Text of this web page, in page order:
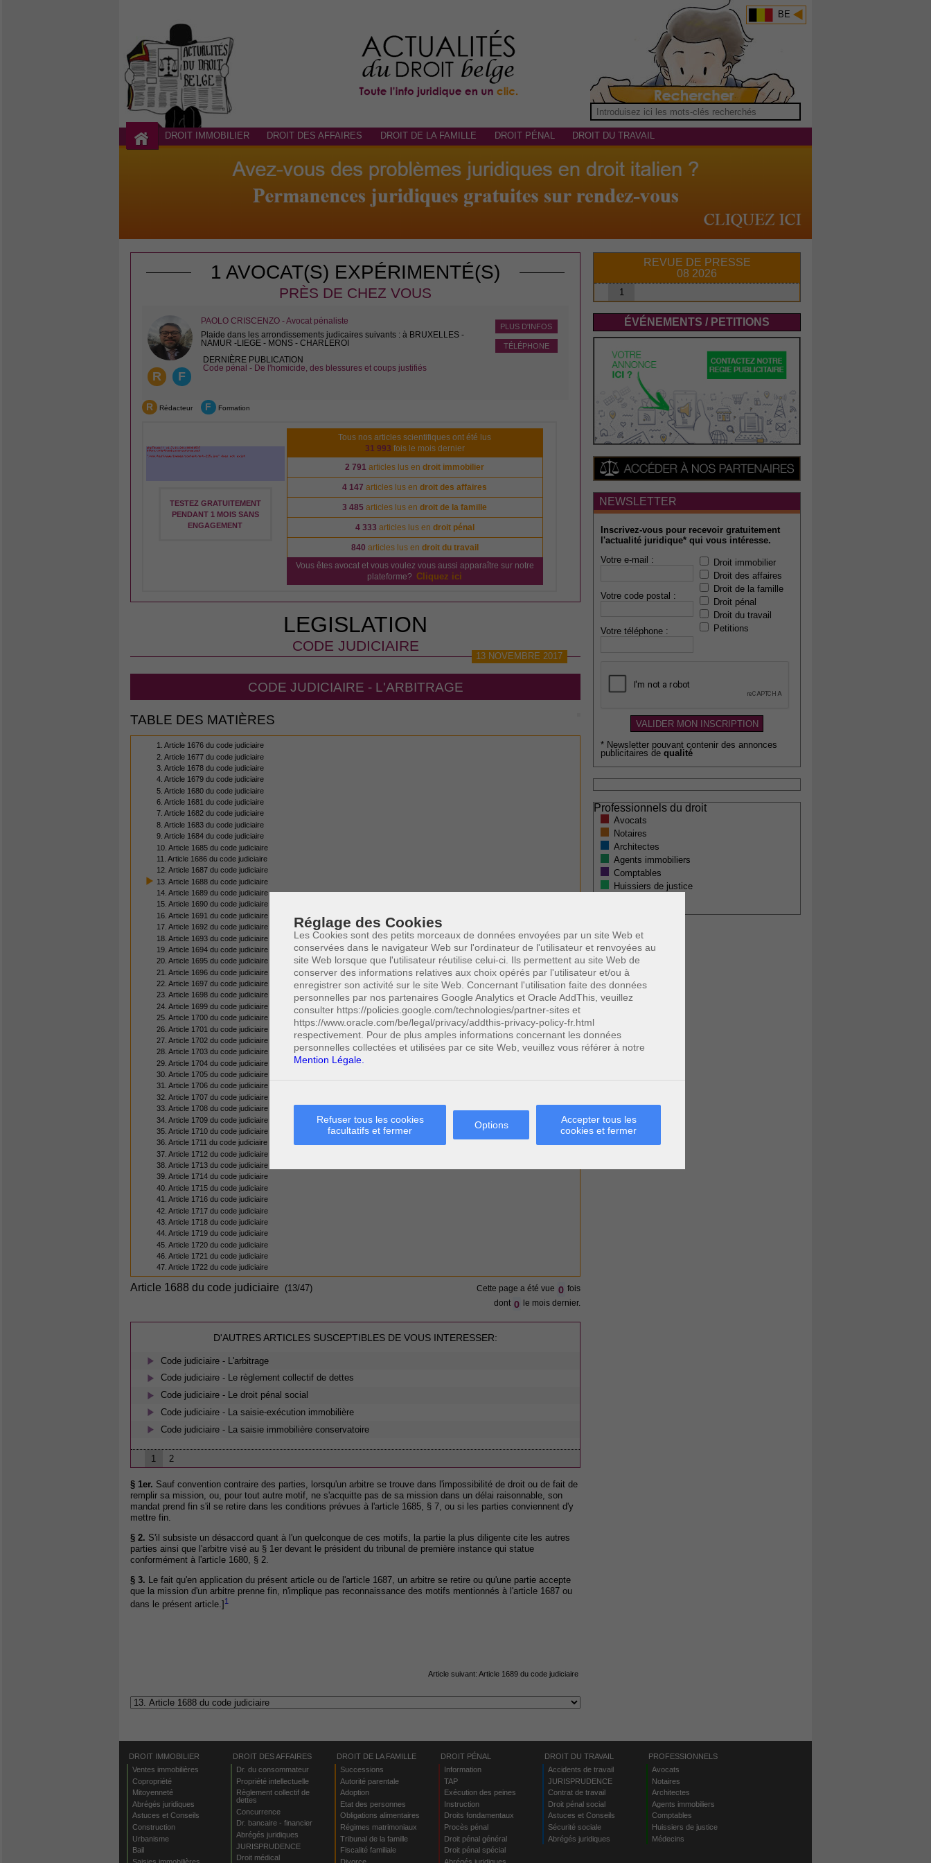
Réglage des Cookies
Les Cookies sont des petits morceaux de données envoyées par un site Web et
conservées dans le navigateur Web sur l'ordinateur de l'utilisateur et renvoyées au
site Web lorsque que l'utilisateur réutilise celui-ci. Ils permettent au site Web de
conserver des informations relatives aux choix opérés par l'utilisateur et/ou à
enregistrer son activité sur le site Web. Concernant l'utilisation faite des données
personnelles par nos partenaires Google Analytics et Oracle AddThis, veuillez
consulter https://policies.google.com/technologies/partner-sites et
https://www.oracle.com/be/legal/privacy/addthis-privacy-policy-fr.html
respectivement. Pour de plus amples informations concernant les données
personnelles collectées et utilisées par ce site Web, veuillez vous référer à notre
Mention Légale.
Refuser tous les cookies
facultatifs et fermer
Options
Accepter tous les
cookies et fermer
BE
DROIT IMMOBILIER DROIT DES AFFAIRES DROIT DE LA FAMILLE DROIT PÉNAL DROIT DU TRAVAIL
1 AVOCAT(S) EXPÉRIMENTÉ(S)
PRÈS DE CHEZ VOUS
R F
PLUS D'INFOS
TÉLÉPHONE
PAOLO CRISCENZO - Avocat pénaliste
Plaide dans les arrondissements judicaires suivants : à BRUXELLES -
NAMUR -LIEGE - MONS - CHARLEROI
DERNIÈRE PUBLICATION
Code pénal - De l'homicide, des blessures et coups justifiés
R Rédacteur F Formation
TESTEZ GRATUITEMENT
PENDANT 1 MOIS SANS
ENGAGEMENT
Tous nos articles scientifiques ont été lus
31 993 fois le mois dernier
2 791 articles lus endroit immobilier
4 147 articles lus endroit des affaires
3 485 articles lus endroit de la famille
4 333 articles lus en droit pénal
840 articles lus en droit du travail
Vous êtes avocat et vous voulez vous aussi apparaître sur notre
plateforme? Cliquez ici
LEGISLATION
CODE JUDICIAIRE
13 NOVEMBRE 2017
CODE JUDICIAIRE - L'ARBITRAGE
TABLE DES MATIÈRES
1. Article 1676 du code judiciaire
2. Article 1677 du code judiciaire
3. Article 1678 du code judiciaire
4. Article 1679 du code judiciaire
5. Article 1680 du code judiciaire
6. Article 1681 du code judiciaire
7. Article 1682 du code judiciaire
8. Article 1683 du code judiciaire
9. Article 1684 du code judiciaire
10. Article 1685 du code judiciaire
11. Article 1686 du code judiciaire
12. Article 1687 du code judiciaire
13. Article 1688 du code judiciaire
14. Article 1689 du code judiciaire
15. Article 1690 du code judiciaire
16. Article 1691 du code judiciaire
17. Article 1692 du code judiciaire
18. Article 1693 du code judiciaire
19. Article 1694 du code judiciaire
20. Article 1695 du code judiciaire
21. Article 1696 du code judiciaire
22. Article 1697 du code judiciaire
23. Article 1698 du code judiciaire
24. Article 1699 du code judiciaire
25. Article 1700 du code judiciaire
26. Article 1701 du code judiciaire
27. Article 1702 du code judiciaire
28. Article 1703 du code judiciaire
29. Article 1704 du code judiciaire
30. Article 1705 du code judiciaire
31. Article 1706 du code judiciaire
32. Article 1707 du code judiciaire
33. Article 1708 du code judiciaire
34. Article 1709 du code judiciaire
35. Article 1710 du code judiciaire
36. Article 1711 du code judiciaire
37. Article 1712 du code judiciaire
38. Article 1713 du code judiciaire
39. Article 1714 du code judiciaire
40. Article 1715 du code judiciaire
41. Article 1716 du code judiciaire
42. Article 1717 du code judiciaire
43. Article 1718 du code judiciaire
44. Article 1719 du code judiciaire
45. Article 1720 du code judiciaire
46. Article 1721 du code judiciaire
47. Article 1722 du code judiciaire
Article 1688 du code judiciaire (13/47) Cette page a été vue 0 fois
dont 0 le mois dernier.
D'AUTRES ARTICLES SUSCEPTIBLES DE VOUS INTERESSER:
Code judiciaire - L'arbitrage
Code judiciaire - Le règlement collectif de dettes
Code judiciaire - Le droit pénal social
Code judiciaire - La saisie-exécution immobilière
Code judiciaire - La saisie immobilière conservatoire
1 2
§ 1er. Sauf convention contraire des parties, lorsqu'un arbitre se trouve dans l'impossibilité de droit ou de fait de
remplir sa mission, ou, pour tout autre motif, ne s'acquitte pas de sa mission dans un délai raisonnable, son
mandat prend fin s'il se retire dans les conditions prévues à l'article 1685, § 7, ou si les parties conviennent d'y
mettre fin.
§ 2. S'il subsiste un désaccord quant à l'un quelconque de ces motifs, la partie la plus diligente cite les autres
parties ainsi que l'arbitre visé au § 1er devant le président du tribunal de première instance qui statue
conformément à l'article 1680, § 2.
§ 3. Le fait qu'en application du présent article ou de l'article 1687, un arbitre se retire ou qu'une partie accepte
que la mission d'un arbitre prenne fin, n'implique pas reconnaissance des motifs mentionnés à l'article 1687 ou
dans le présent article.] 1
Article suivant: Article 1689 du code judiciaire
REVUE DE PRESSE
08 2026
1
ÉVÉNEMENTS / PETITIONS
NEWSLETTER
Inscrivez-vous pour recevoir gratuitement
l'actualité juridique* qui vous intéresse.
Votre e-mail :
Votre code postal :
Votre téléphone :
Droit immobilier
Droit des affaires
Droit de la famille
Droit pénal
Droit du travail
Petitions
* Newsletter pouvant contenir des annonces
publicitaires de qualité
Professionnels du droit
Avocats
Notaires
Architectes
Agents immobiliers
Comptables
Huissiers de justice
DROIT IMMOBILIER
Ventes immobilières
Copropriété
Mitoyenneté
Abrégés juridiques
Astuces et Conseils
Construction
Urbanisme
Bail
DROIT DES AFFAIRES
Dr. du consommateur
Propriété intellectuelle
Règlement collectif de
dettes
Concurrence
Dr. bancaire - financier
Abrégés juridiques
JURISPRUDENCE
Droit médical
DROIT DE LA FAMILLE
Successions
Autorité parentale
Adoption
Etat des personnes
Obligations alimentaires
Régimes matrimoniaux
Tribunal de la famille
Fiscalité familiale
DROIT PÉNAL
Information
TAP
Exécution des peines
Instruction
Droits fondamentaux
Procès pénal
Droit pénal général
Droit pénal spécial
DROIT DU TRAVAIL
Accidents de travail
JURISPRUDENCE
Contrat de travail
Droit pénal social
Astuces et Conseils
Sécurité sociale
Abrégés juridiques
PROFESSIONNELS
Avocats
Notaires
Architectes
Agents immobiliers
Comptables
Huissiers de justice
Médecins